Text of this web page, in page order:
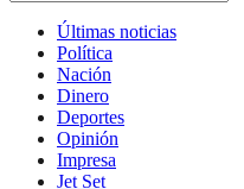
Últimas noticias
Política
Nación
Dinero
Deportes
Opinión
Impresa
Jet Set